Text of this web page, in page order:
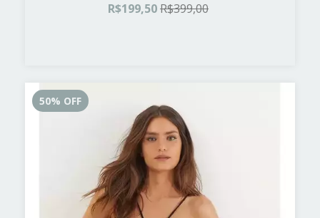
R$199,50R$399,00
50% OFF